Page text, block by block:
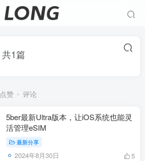
共1篇
点赞 评论
5ber最新Ultra版本，让iOS系统也能灵
活管理eSIM
最新分享
2024年8月30日 5